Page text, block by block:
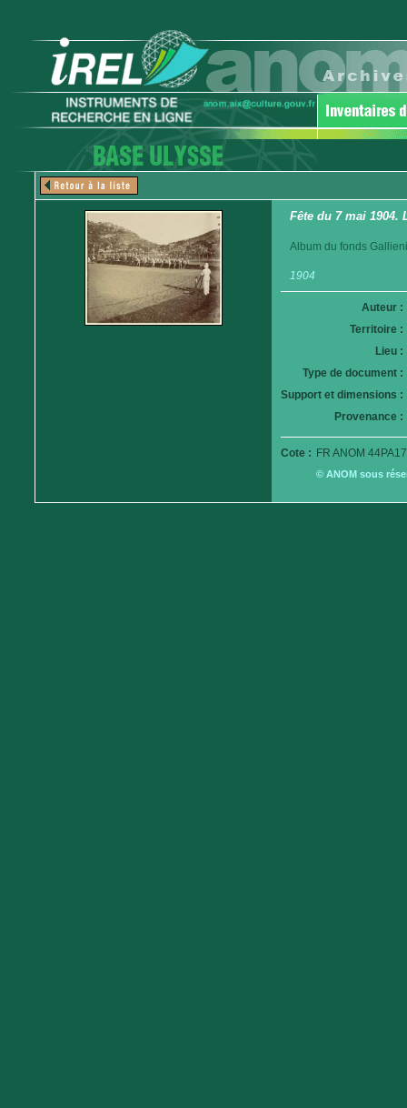
Fête du 7 mai 1904.
Album du fonds
1904
Auteur :
Territoire :
Lieu :
Type de document :
Support et dimensions :
Provenance :
Cote : FR ANOM
© ANOM sous